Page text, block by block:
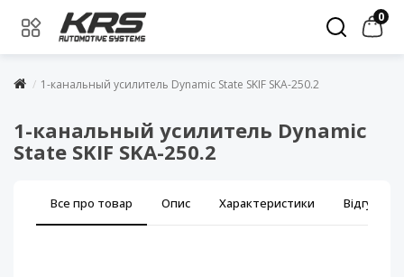
0
1-канальный усилитель Dynamic State SKIF SKA-250.2
1-канальный усилитель Dynamic
State SKIF SKA-250.2
Все про товар Опис Характеристики Відгуки (0)